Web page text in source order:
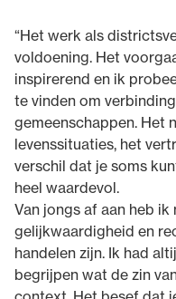
“Het werk als
voldoening. Het
inspirerend en ik
te vinden om
gemeenschappen. Het
levenssituaties, het
verschil dat je soms
heel waardevol.
Van jongs af aan heb
gelijkwaardigheid en
handelen zijn. Ik had
begrijpen wat de zin